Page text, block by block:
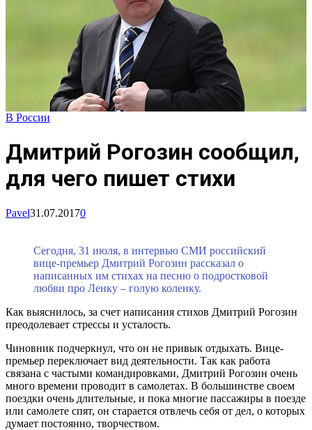
В России
Дмитрий Рогозин сообщил,
для чего пишет стихи
Pavel31.07.20170
Сегодня, 31 июля, в интервью СМИ российский
вице-премьер Дмитрий Рогозин рассказал о
написанных им стихах на песню о подростковой
любви про Ленку – голую коленку.
Как выяснилось, за счет написания стихов Дмитрий Рогозин
преодолевает стрессы и усталость.
Чиновник подчеркнул, что он не привык отдыхать. Вице-
премьер переключает вид деятельности. Так как работа
связана с частыми командировками, Дмитрий Рогозин очень
много времени проводит в самолетах. В большинстве своем
поездки очень длительные, и пока многие пассажиры в поезде
или самолете спят, он старается отвлечь себя от дел, о которых
думает постоянно, творчеством.